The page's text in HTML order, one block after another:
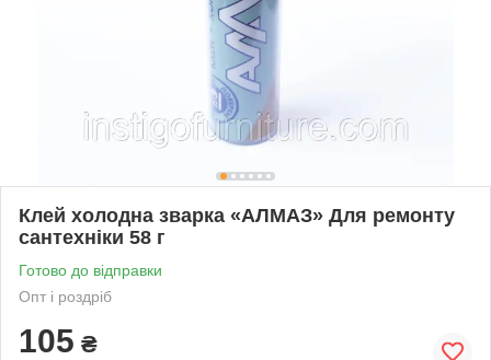
Клей холодна зварка «АЛМАЗ» Для ремонту
сантехніки 58 г
Готово до відправки
Опт і роздріб
105 ₴